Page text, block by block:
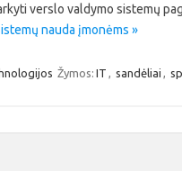
verslo valdymo sistemų
nauda įmonėms »
Žymos: IT , sandėliai ,